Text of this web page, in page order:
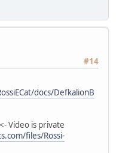
#14
docs/DefkalionB
<- Video is private
files/Rossi-